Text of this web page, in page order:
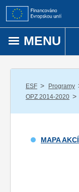
Přejít k obsahu
MENU
ESF / Programy /
OPZ 2014-2020 /
MAPA